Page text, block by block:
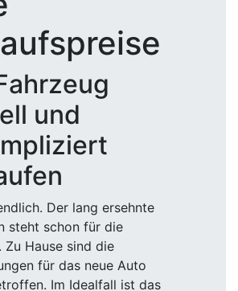
und
Der lang ersehnte
steht schon für die
Zu Hause sind die
für das neue Auto
Im Idealfall ist das